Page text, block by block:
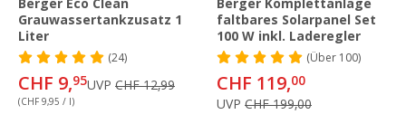
Berger Eco Clean
Grauwassertankzusatz 1
Liter
(24)
CHF 9,95UVP CHF 12,99
(CHF 9,95 / l)
Berger Komplettanlage
faltbares Solarpanel Set
100 W inkl. Laderegler
(Über100)
CHF 119,00
UVP CHF 199,00